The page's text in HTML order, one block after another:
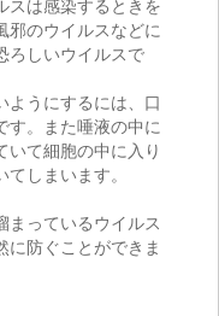
スは感染するときを
邪のウイルスなどに
ろしいウイルスで
ようにするには、口
す。また唾液の中に
いて細胞の中に入り
しまいます。
まっているウイルス
に防ぐことができま